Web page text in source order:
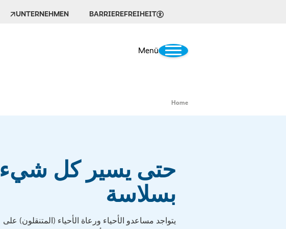
BARRIEREFREIHEIT
UNTERNEHMEN
Menü
Home
حتى يسير كل شيء
بسلاسة
يتواجد مساعدو الأحياء ورعاة الأحياء (المتنقلون) على